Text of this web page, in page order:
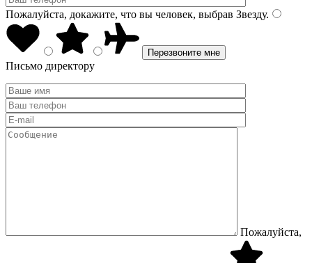
Пожалуйста, докажите, что вы человек, выбрав Звезду.
Письмо директору
Пожалуйста,